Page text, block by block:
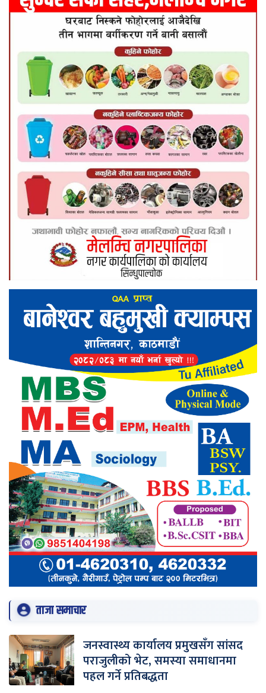
ताजा समाचार
जनस्वास्थ्य कार्यालय प्रमुखसँग सांसद
पराजुलीको भेट, समस्या समाधानमा
पहल गर्ने प्रतिबद्धता